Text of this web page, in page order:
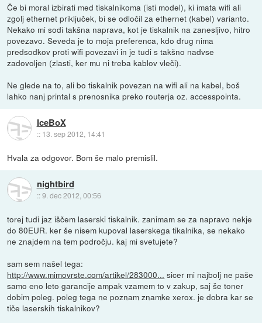
Če bi moral izbirati med tiskalnikoma (isti model), ki imata wifi ali
zgolj ethernet priključek, bi se odločil za ethernet (kabel) varianto.
Nekako mi sodi takšna naprava, kot je tiskalnik na zanesljivo, hitro
povezavo. Seveda je to moja preferenca, kdo drug nima
predsodkov proti wifi povezavi in je tudi s takšno nadvse
zadovoljen (zlasti, ker mu ni treba kablov vleči).
Ne glede na to, ali bo tiskalnik povezan na wifi ali na kabel, boš
lahko nanj printal s prenosnika preko routerja oz. accesspointa.
IceBoX
:: 13. sep 2012, 14:41
Hvala za odgovor. Bom še malo premislil.
nightbird
::9. dec 2012, 00:56
torej tudi jaz iščem laserski tiskalnik. zanimam se za napravo nekje
do 80EUR. ker še nisem kupoval laserskega tikalnika, se nekako
ne znajdem na tem področju. kaj mi svetujete?
sam sem našel tega:
http://www.mimovrste.com/artikel/283000... sicer mi najbolj ne paše
samo eno leto garancije ampak vzamem to v zakup, saj še toner
dobim poleg. poleg tega ne poznam znamke xerox. je dobra kar se
tiče laserskih tiskalnikov?